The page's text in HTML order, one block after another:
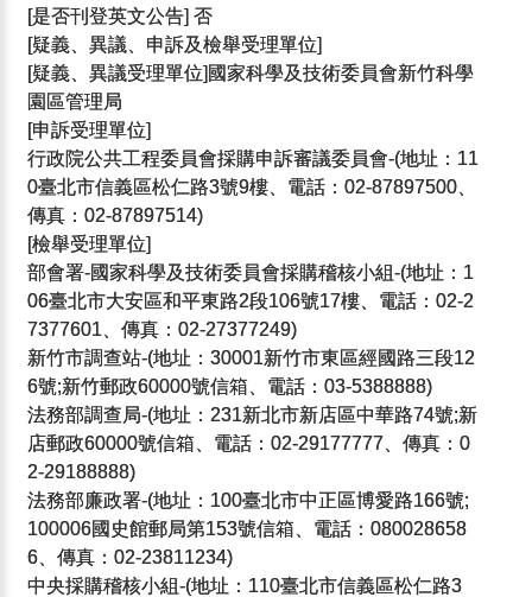
[是否刊登英文公告] 否
[疑義、異議、申訴及檢舉受理單位]
[疑義、異議受理單位]國家科學及技術委員會新竹科學
園區管理局
[申訴受理單位]
行政院公共工程委員會採購申訴審議委員會-(地址：11
0臺北市信義區松仁路3號9樓、電話：02-87897500、
傳真：02-87897514)
[檢舉受理單位]
部會署-國家科學及技術委員會採購稽核小組-(地址：1
06臺北市大安區和平東路2段106號17樓、電話：02-2
7377601、傳真：02-27377249)
新竹市調查站-(地址：30001新竹市東區經國路三段12
6號;新竹郵政60000號信箱、電話：03-5388888)
法務部調查局-(地址：231新北市新店區中華路74號;新
店郵政60000號信箱、電話：02-29177777、傳真：0
2-29188888)
法務部廉政署-(地址：100臺北市中正區博愛路166號;
100006國史館郵局第153號信箱、電話：080028658
6、傳真：02-23811234)
中央採購稽核小組-(地址：110臺北市信義區松仁路3